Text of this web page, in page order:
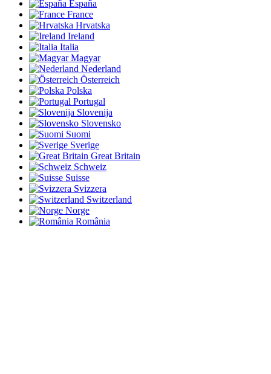
España
France
Hrvatska
Ireland
Italia
Magyar
Nederland
Österreich
Polska
Portugal
Slovenija
Slovensko
Suomi
Sverige
Great Britain
Schweiz
Suisse
Svizzera
Switzerland
Norge
România